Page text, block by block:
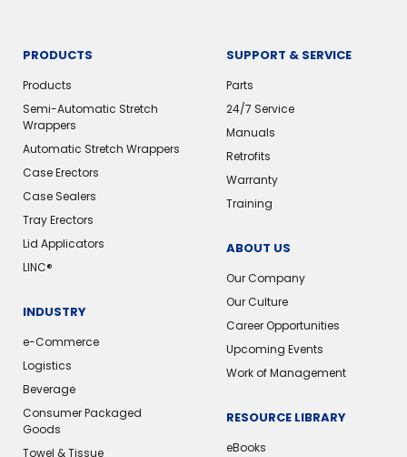
PRODUCTS
Products
Semi-Automatic Stretch
Wrappers
Automatic Stretch Wrappers
Case Erectors
Case Sealers
Tray Erectors
Lid Applicators
LINC®️
INDUSTRY
e-Commerce
Logistics
Beverage
Consumer Packaged
Goods
Towel & Tissue
SUPPORT & SERVICE
Parts
24/7 Service
Manuals
Retrofits
Warranty
Training
ABOUT US
Our Company
Our Culture
Career Opportunities
Upcoming Events
Work of Management
RESOURCE LIBRARY
eBooks